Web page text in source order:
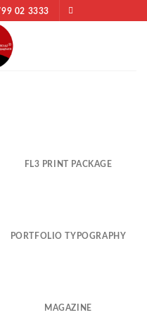
02 3333
FL3 PRINT PACKAGE
PORTFOLIO TYPOGRAPHY
MAGAZINE